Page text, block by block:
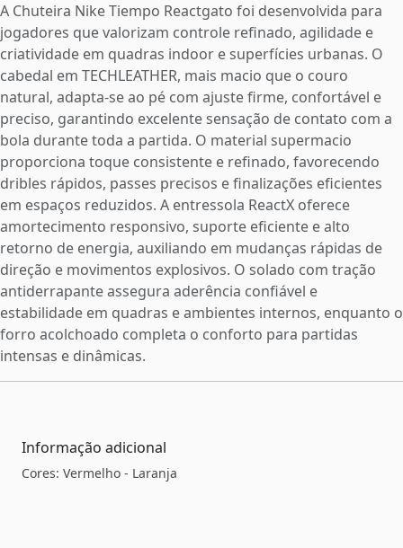
A Chuteira Nike Tiempo Reactgato foi desenvolvida para
jogadores que valorizam controle refinado, agilidade e
criatividade em quadras indoor e superfícies urbanas. O
cabedal em TECHLEATHER, mais macio que o couro
natural, adapta-se ao pé com ajuste firme, confortável e
preciso, garantindo excelente sensação de contato com a
bola durante toda a partida. O material supermacio
proporciona toque consistente e refinado, favorecendo
dribles rápidos, passes precisos e finalizações eficientes
em espaços reduzidos. A entressola ReactX oferece
amortecimento responsivo, suporte eficiente e alto
retorno de energia, auxiliando em mudanças rápidas de
direção e movimentos explosivos. O solado com tração
antiderrapante assegura aderência confiável e
estabilidade em quadras e ambientes internos, enquanto o
forro acolchoado completa o conforto para partidas
intensas e dinâmicas.
Informação adicional
Cores: Vermelho - Laranja